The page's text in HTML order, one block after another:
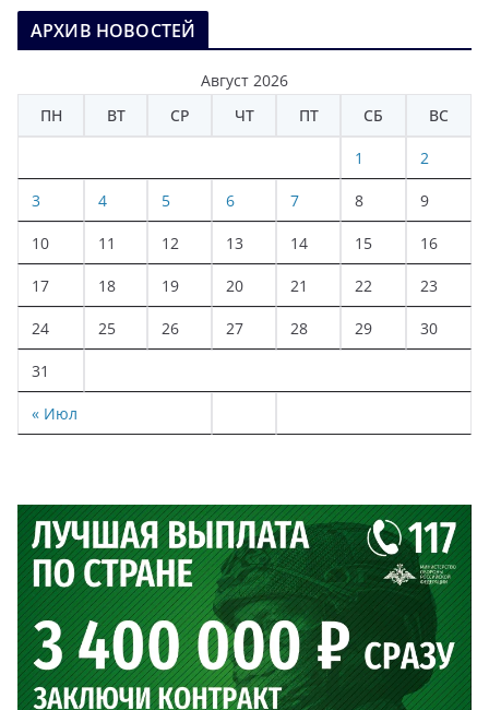
АРХИВ НОВОСТЕЙ
Август 2026
ПН
ВТ СР ЧТ ПТ СБ ВС
« Июл
1 2
3 4 5 6 7 8 9
10 11 12 13 14 15 16
17 18 19 20 21 22 23
24 25 26 27 28 29 30
31